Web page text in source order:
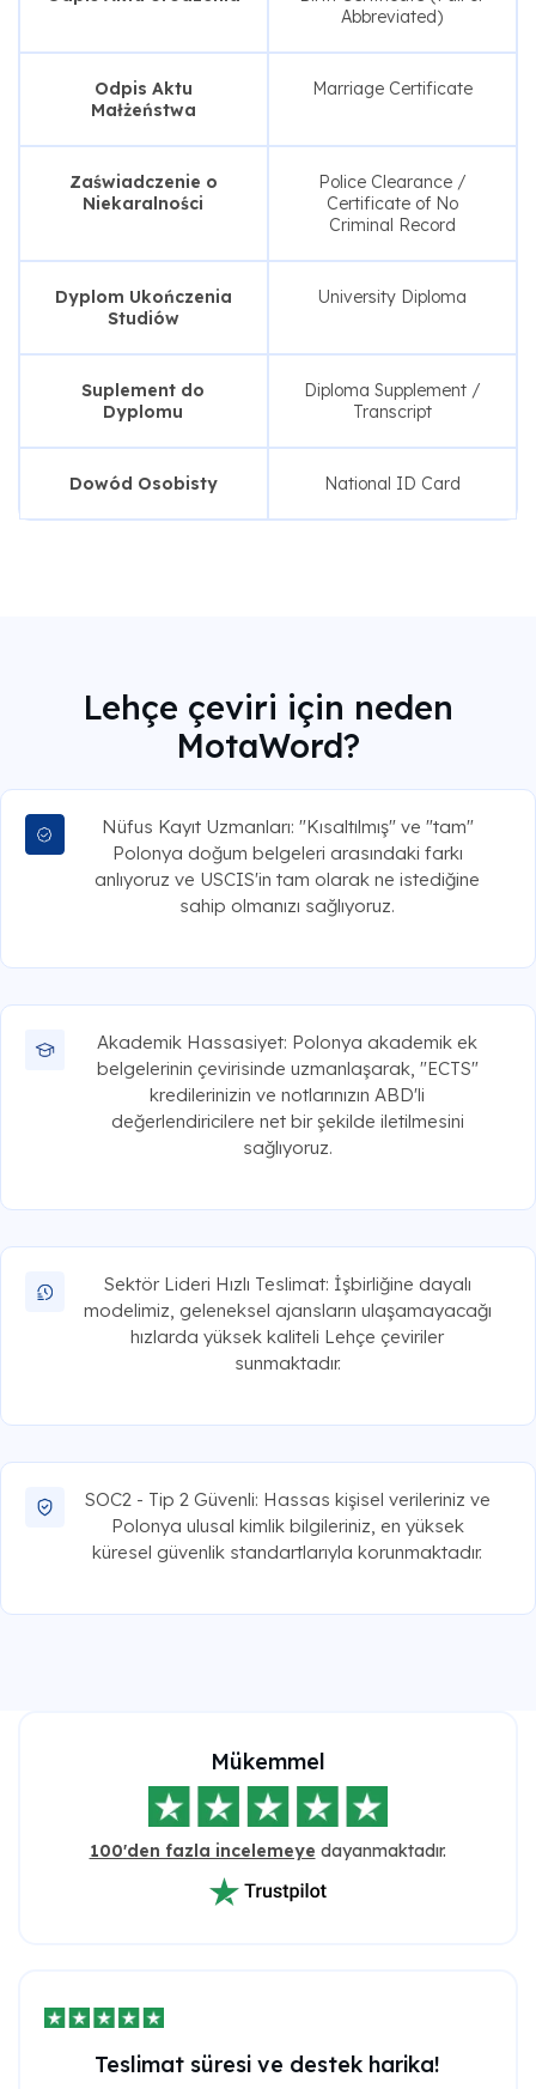
Abbreviated)
Odpis Aktu
Małżeństwa
Marriage Certificate
Zaświadczenie o
Niekaralności
Police Clearance /
Certificate of No
Criminal Record
Dyplom Ukończenia
Studiów
University Diploma
Suplement do
Dyplomu
Diploma Supplement /
Transcript
Dowód Osobisty National ID Card
Lehçe çeviri için neden
MotaWord?
Nüfus Kayıt Uzmanları: "Kısaltılmış" ve "tam"
Polonya doğum belgeleri arasındaki farkı
anlıyoruz ve USCIS'in tam olarak ne istediğine
sahip olmanızı sağlıyoruz.
Akademik Hassasiyet: Polonya akademik ek
belgelerinin çevirisinde uzmanlaşarak, "ECTS"
kredilerinizin ve notlarınızın ABD'li
değerlendiricilere net bir şekilde iletilmesini
sağlıyoruz.
Sektör Lideri Hızlı Teslimat: İşbirliğine dayalı
modelimiz, geleneksel ajansların ulaşamayacağı
hızlarda yüksek kaliteli Lehçe çeviriler
sunmaktadır.
SOC2 - Tip 2 Güvenli: Hassas kişisel verileriniz ve
Polonya ulusal kimlik bilgileriniz, en yüksek
küresel güvenlik standartlarıyla korunmaktadır.
Mükemmel
100'den fazla incelemeye dayanmaktadır.
Teslimat süresi ve destek harika!